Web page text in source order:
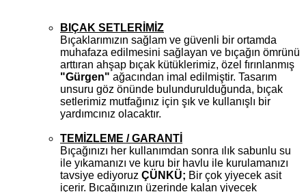
BIÇAK SETLERİMİZ
Bıçaklarımızın sağlam ve güvenli bir ortamda
muhafaza edilmesini sağlayan ve bıçağın ömrünü
arttıran ahşap bıçak kütüklerimiz, özel fırınlanmış
"Gürgen" ağacından imal edilmiştir. Tasarım
unsuru göz önünde bulundurulduğunda, bıçak
setlerimiz mutfağınız için şık ve kullanışlı bir
yardımcınız olacaktır.
TEMİZLEME / GARANTİ
Bıçağınızı her kullanımdan sonra ılık sabunlu su
ile yıkamanızı ve kuru bir havlu ile kurulamanızı
tavsiye ediyoruz ÇÜNKÜ; Bir çok yiyecek asit
içerir. Bıçağınızın üzerinde kalan yiyecek